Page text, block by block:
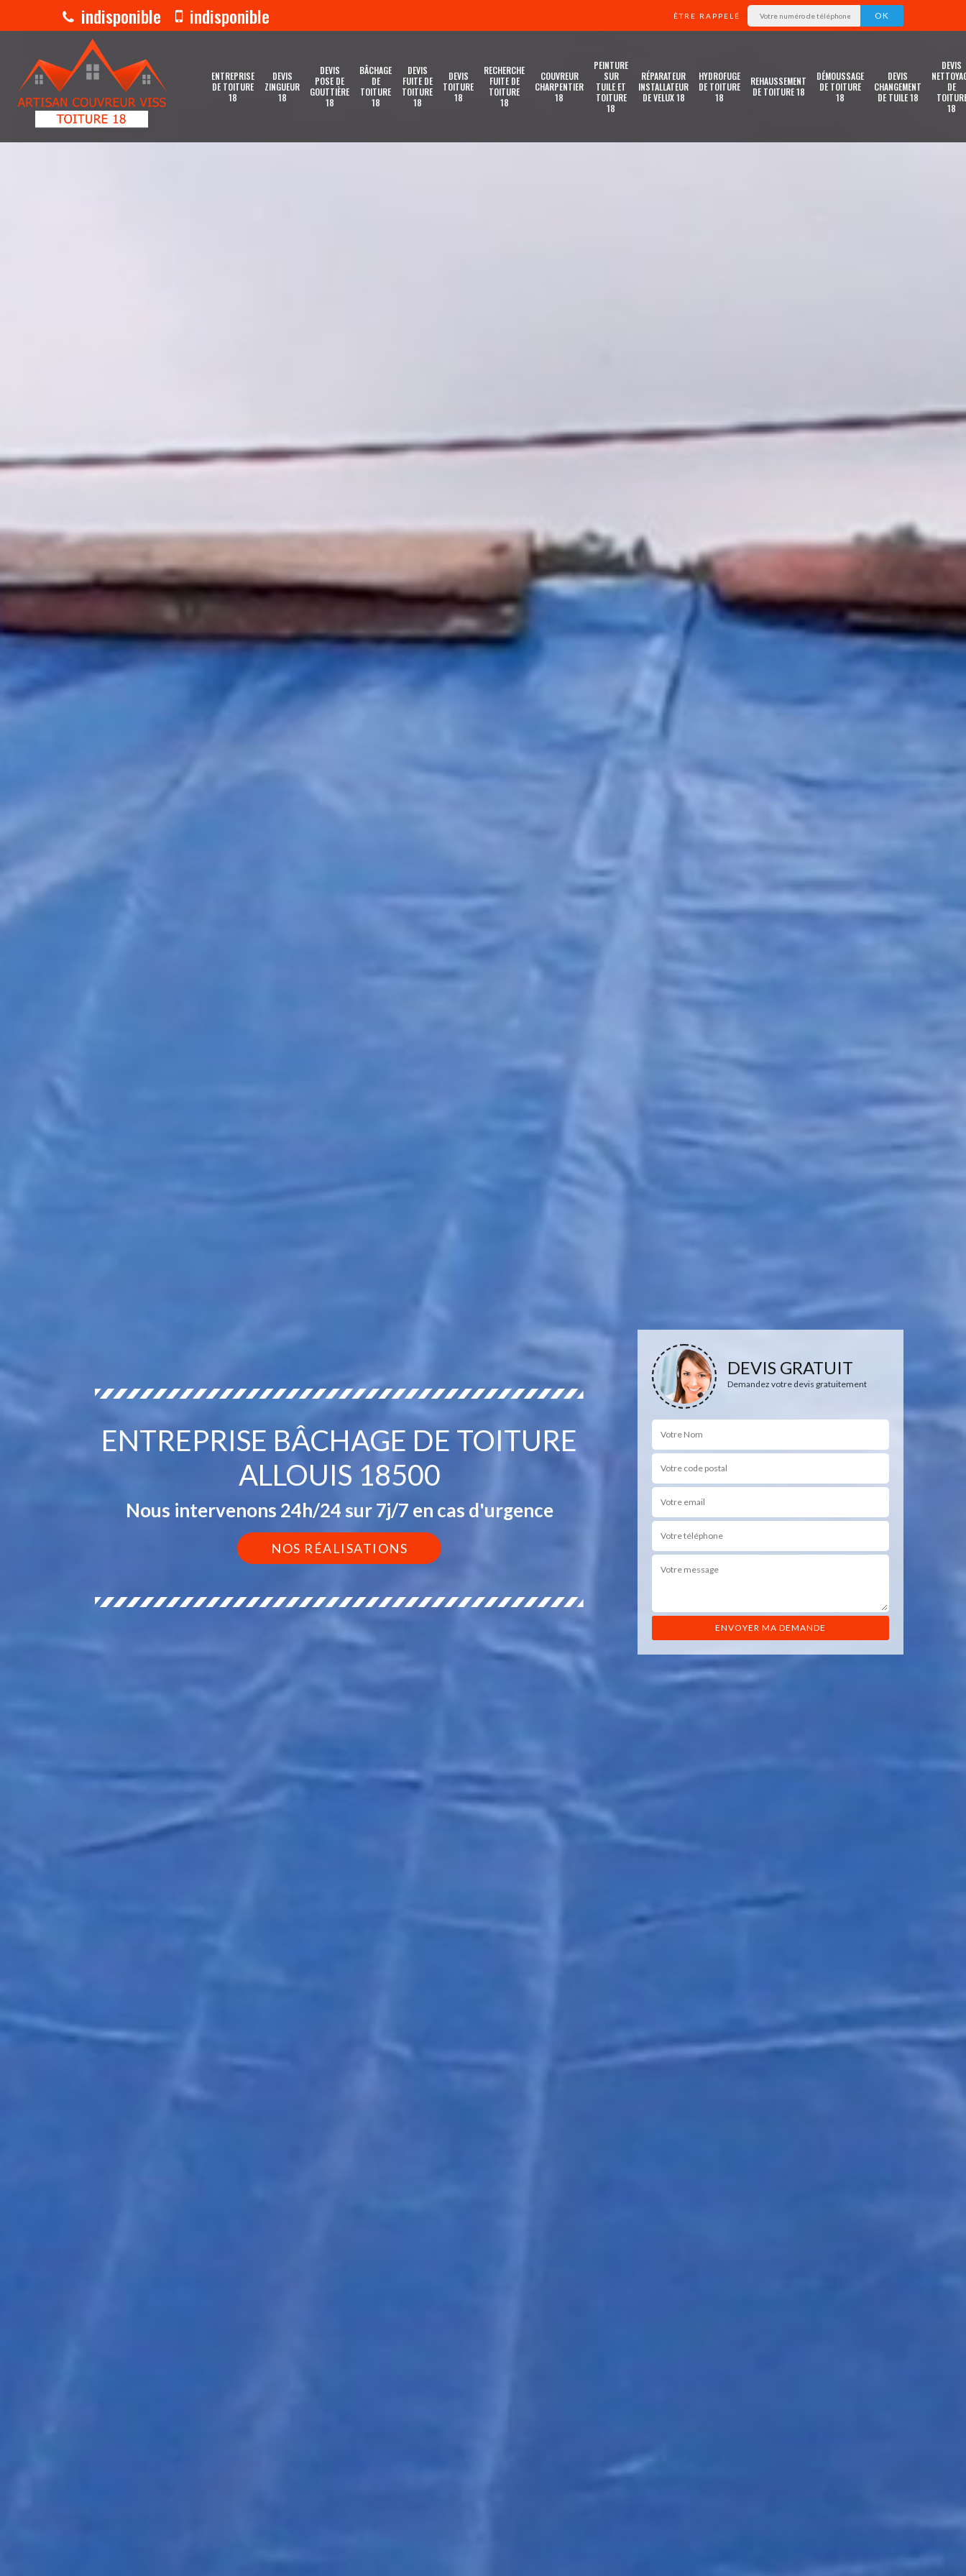
indisponible indisponible ÊTRE RAPPELÉ
ENTREPRISE
DE TOITURE
18
DEVIS
ZINGUEUR
18
DEVIS
POSE DE
GOUTTIÈRE
18
BÂCHAGE
DE
TOITURE
18
DEVIS
FUITE DE
TOITURE
18
DEVIS
TOITURE
18
RECHERCHE
FUITE DE
TOITURE
18
COUVREUR
CHARPENTIER
18
PEINTURE
SUR
TUILE ET
TOITURE
18
RÉPARATEUR
INSTALLATEUR
DE VELUX 18
HYDROFUGE
DE TOITURE
18
REHAUSSEMENT
DE TOITURE 18
DÉMOUSSAGE
DE TOITURE
18
DEVIS
CHANGEMENT
DE TUILE 18
DEVIS
DE
18
ENTREPRISE BÂCHAGE DE TOITURE
ALLOUIS 18500
Nous intervenons 24h/24 sur 7j/7 en cas d'urgence
NOS RÉALISATIONS
DEVIS GRATUIT
Demandez votre devis gratuitement